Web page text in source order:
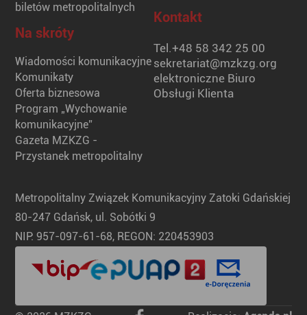
biletów metropolitalnych
Na skróty
Wiadomości komunikacyjne
Komunikaty
Oferta biznesowa
Program „Wychowanie
komunikacyjne”
Gazeta MZKZG -
Przystanek metropolitalny
Kontakt
Tel.+48 58 342 25 00
sekretariat@mzkzg.org
elektroniczne Biuro
Obsługi Klienta
Metropolitalny Związek Komunikacyjny Zatoki Gdańskiej
80-247 Gdańsk, ul. Sobótki 9
NIP: 957-097-61-68, REGON: 220453903